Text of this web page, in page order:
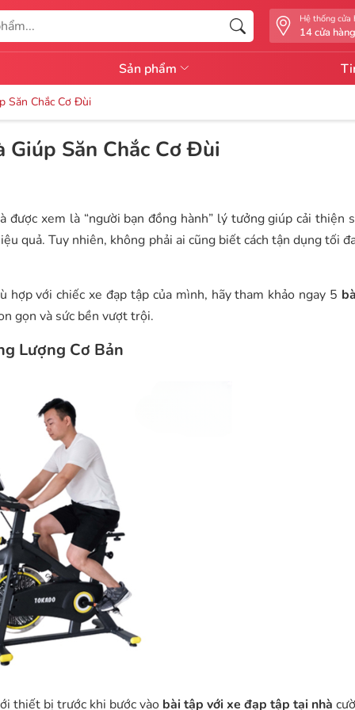
Hệ thống cửa
14 cửa
Sản phẩm
Săn Chắc Cơ Đùi
Săn Chắc Cơ Đùi
xem là “người bạn đồng hành” lý tưởng giúp cải thiện
quả. Tuy nhiên, không phải ai cũng biết cách tận dụng tối
với chiếc xe đạp tập của mình, hãy tham khảo ngay 5
gọn và sức bền vượt trội.
Lượng Cơ Bản
thiết bị trước khi bước vào bài tập với xe đạp tập tại nhà